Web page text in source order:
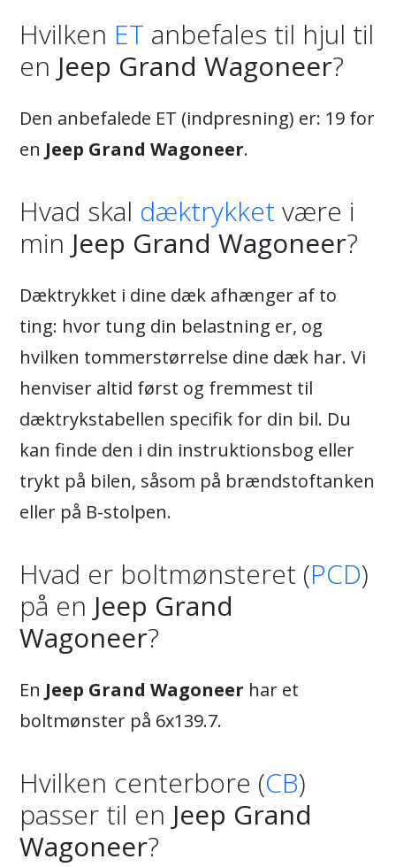
Hvilken ET anbefales til hjul til
en Jeep Grand Wagoneer?
Den anbefalede ET (indpresning) er: 19 for
en Jeep Grand Wagoneer.
Hvad skal dæktrykket være i
min Jeep Grand Wagoneer?
Dæktrykket i dine dæk afhænger af to
ting: hvor tung din belastning er, og
hvilken tommerstørrelse dine dæk har. Vi
henviser altid først og fremmest til
dæktrykstabellen specifik for din bil. Du
kan finde den i din instruktionsbog eller
trykt på bilen, såsom på brændstoftanken
eller på B-stolpen.
Hvad er boltmønsteret (PCD)
på en Jeep Grand
Wagoneer?
En Jeep Grand Wagoneer har et
boltmønster på 6x139.7.
Hvilken centerbore (CB)
passer til en Jeep Grand
Wagoneer?